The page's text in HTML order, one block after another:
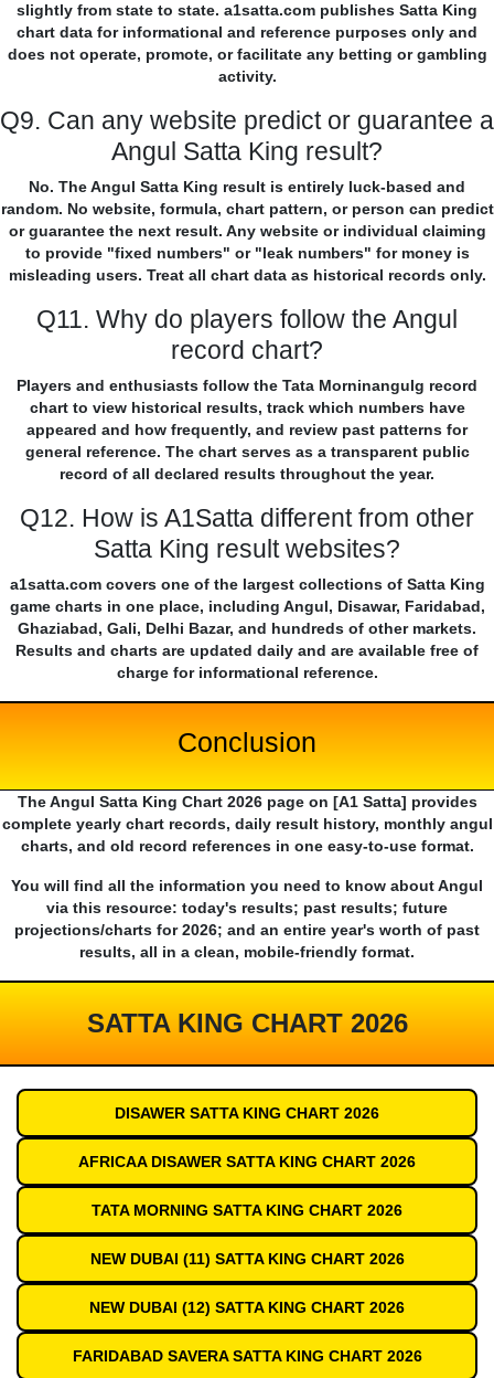
slightly from state to state. a1satta.com publishes Satta King
chart data for informational and reference purposes only and
does not operate, promote, or facilitate any betting or gambling
activity.
Q9. Can any website predict or guarantee a
Angul Satta King result?
No. The Angul Satta King result is entirely luck-based and
random. No website, formula, chart pattern, or person can predict
or guarantee the next result. Any website or individual claiming
to provide "fixed numbers" or "leak numbers" for money is
misleading users. Treat all chart data as historical records only.
Q11. Why do players follow the Angul
record chart?
Players and enthusiasts follow the Tata Morninangulg record
chart to view historical results, track which numbers have
appeared and how frequently, and review past patterns for
general reference. The chart serves as a transparent public
record of all declared results throughout the year.
Q12. How is A1Satta different from other
Satta King result websites?
a1satta.com covers one of the largest collections of Satta King
game charts in one place, including Angul, Disawar, Faridabad,
Ghaziabad, Gali, Delhi Bazar, and hundreds of other markets.
Results and charts are updated daily and are available free of
charge for informational reference.
Conclusion
The Angul Satta King Chart 2026 page on [A1 Satta] provides
complete yearly chart records, daily result history, monthly angul
charts, and old record references in one easy-to-use format.
You will find all the information you need to know about Angul
via this resource: today's results; past results; future
projections/charts for 2026; and an entire year's worth of past
results, all in a clean, mobile-friendly format.
SATTA KING CHART 2026
DISAWER SATTA KING CHART 2026
AFRICAA DISAWER SATTA KING CHART 2026
TATA MORNING SATTA KING CHART 2026
NEW DUBAI (11) SATTA KING CHART 2026
NEW DUBAI (12) SATTA KING CHART 2026
FARIDABAD SAVERA SATTA KING CHART 2026